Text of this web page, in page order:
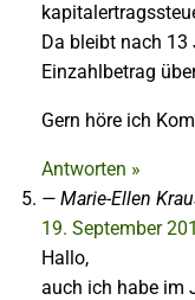
Da bleibt nach 13
Einzahlbetrag
Gern höre ich
Antworten »
Marie-Ellen
19. September
Hallo,
auch ich habe im